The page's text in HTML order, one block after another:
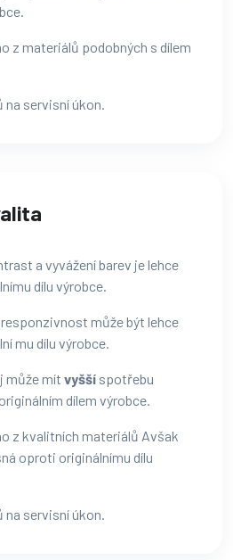
z materiálů podobných s dílem
na servisní úkon.
a vyvážení barev je lehce
dílu výrobce.
může být lehce
mu dílu výrobce.
může mít vyšší spotřebu
dílem výrobce.
z kvalitních materiálů Avšak
oproti originálnímu dílu
na servisní úkon.